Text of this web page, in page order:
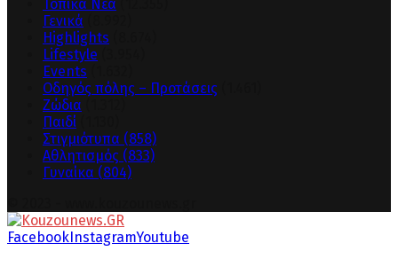
Τοπικά Νέα
Γενικά
Highlights
Lifestyle
Events
Οδηγός πόλης – Προτάσεις
Ζώδια
Παιδί
Στιγμιότυπα (858)
Αθλητισμός (833)
Γυναίκα (804)
Facebook InstagramYoutube